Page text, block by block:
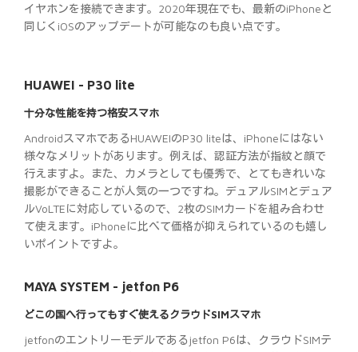
イヤホンを接続できます。2020年現在でも、最新のiPhoneと
同じくiOSのアップデートが可能なのも良い点です。
HUAWEI - P30 lite
十分な性能を持つ格安スマホ
AndroidスマホであるHUAWEIのP30 liteは、iPhoneにはない
様々なメリットがあります。例えば、認証方法が指紋と顔で
行えますよ。また、カメラとしても優秀で、とてもきれいな
撮影ができることが人気の一つですね。デュアルSIMとデュア
ルVoLTEに対応しているので、2枚のSIMカードを組み合わせ
て使えます。iPhoneに比べて価格が抑えられているのも嬉し
いポイントですよ。
MAYA SYSTEM - jetfon P6
どこの国へ行ってもすぐ使えるクラウドSIMスマホ
jetfonのエントリーモデルであるjetfon P6は、クラウドSIMテ